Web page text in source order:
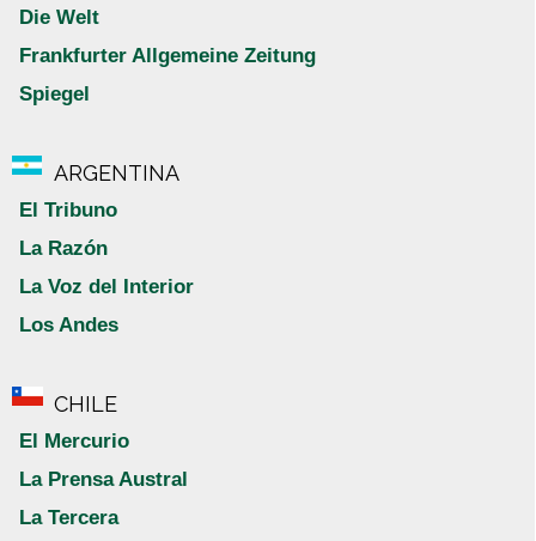
Die Welt
Frankfurter Allgemeine Zeitung
Spiegel
ARGENTINA
El Tribuno
La Razón
La Voz del Interior
Los Andes
CHILE
El Mercurio
La Prensa Austral
La Tercera